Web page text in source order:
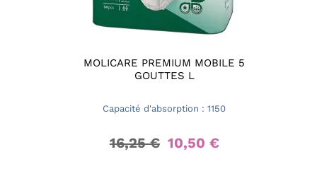
MOLICARE PREMIUM MOBILE 5
GOUTTES L
Capacité d'absorption : 1150
16,25 € 10,50 €